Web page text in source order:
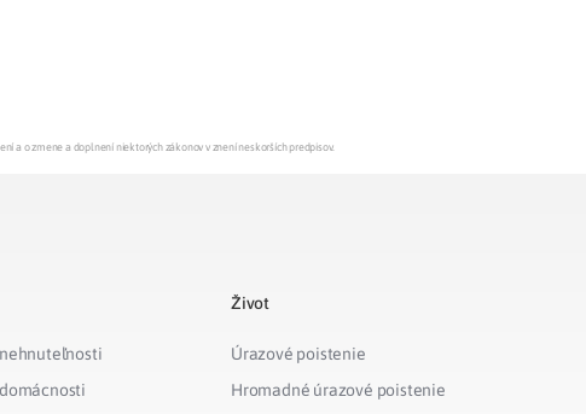
a o zmene a doplnení niektorých zákonov v znení neskorších predpisov.
Život
Úrazové poistenie
Hromadné úrazové poistenie